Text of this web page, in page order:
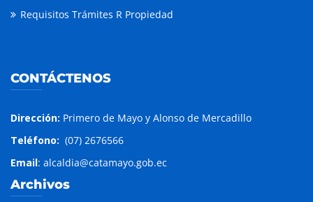
Requisitos Trámites R Propiedad
CONTÁCTENOS
Dirección: Primero de Mayo y Alonso de Mercadillo
Teléfono: (07) 2676566
Email: alcaldia@catamayo.gob.ec
Archivos